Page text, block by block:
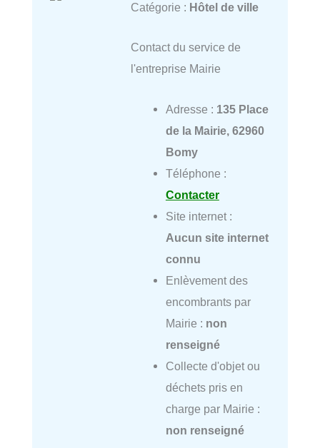
Catégorie : Hôtel de ville
Contact du service de
l'entreprise Mairie
Adresse : 135 Place
de la Mairie, 62960
Bomy
Téléphone :
Contacter
Site internet :
Aucun site internet
connu
Enlèvement des
encombrants par
Mairie : non
renseigné
Collecte d'objet ou
déchets pris en
charge par Mairie :
non renseigné